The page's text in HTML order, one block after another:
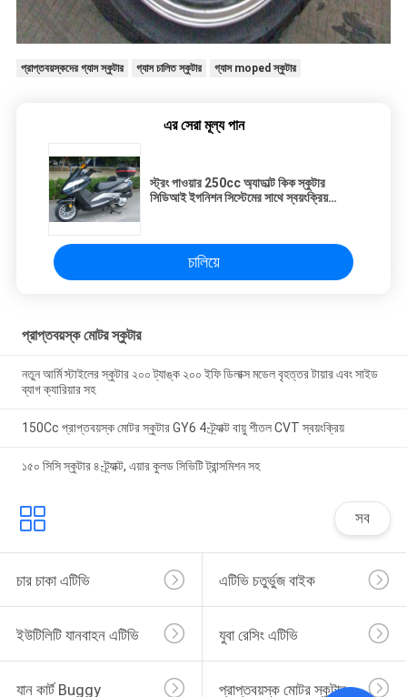
প্রাপ্তবয়স্কদের গ্যাস স্কুটার গ্যাস চালিত স্কুটার গ্যাস moped স্কুটার
এর সেরা মূল্য পান
স্ট্রং পাওয়ার 250cc অ্যাডাল্ট কিক স্কুটার
সিডিআই ইগনিশন সিস্টেমের সাথে স্বয়ংক্রিয়
চালিয়ে
প্রাপ্তবয়স্ক মোটর স্কুটার
নতুন আর্মি স্টাইলের স্কুটার ২০০ ট্যাঙ্ক ২০০ ইফি ডিলাক্স মডেল বৃহত্তর টায়ার এবং সাইড
ব্যাগ ক্যারিয়ার সহ
150Cc প্রাপ্তবয়স্ক মোটর স্কুটার GY6 4-ট্র্যাক্ট বায়ু শীতল CVT স্বয়ংক্রিয়
১৫০ সিসি স্কুটার ৪-ট্র্যাক্ট, এয়ার কুলড সিভিটি ট্রান্সমিশন সহ
সব
চার চাকা এটিভি এটিভি চতুর্ভুজ বাইক
ইউটিলিটি যানবাহন এটিভি যুবা রেসিং এটিভি
যান কার্ট Buggy প্রাপ্তবয়স্ক মোটর স্কুটার